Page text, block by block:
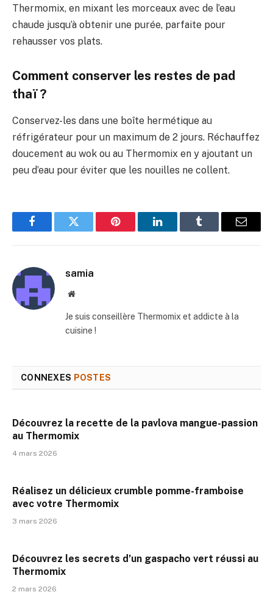
Thermomix, en mixant les morceaux avec de l’eau
chaude jusqu’à obtenir une purée, parfaite pour
rehausser vos plats.
Comment conserver les restes de pad
thaï ?
Conservez-les dans une boîte hermétique au
réfrigérateur pour un maximum de 2 jours. Réchauffez
doucement au wok ou au Thermomix en y ajoutant un
peu d’eau pour éviter que les nouilles ne collent.
FacebookTwitter Pinterest LinkedInTumblr
E-
samia
Site
Je suis conseillère Thermomix et addicte à la
cuisine !
CONNEXES POSTES
Découvrez la recette de la pavlova mangue-passion
au Thermomix
4 mars 2026
Réalisez un délicieux crumble pomme-framboise
avec votre Thermomix
3 mars 2026
Découvrez les secrets d’un gaspacho vert réussi au
Thermomix
2 mars 2026